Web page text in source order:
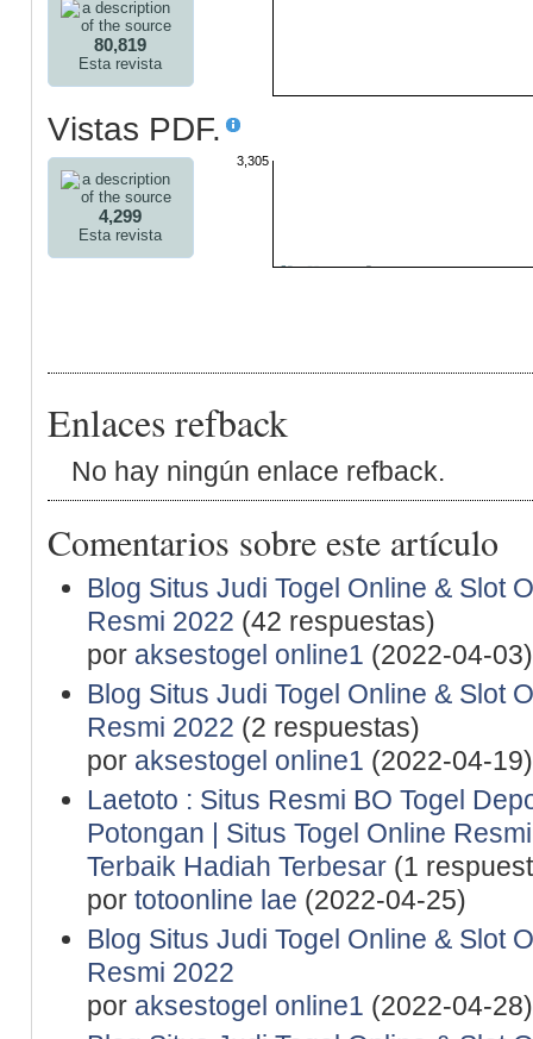
80,819
Esta revista
Vistas PDF.
4,299
Esta revista
3,305
Enlaces refback
No hay ningún enlace refback.
Comentarios sobre este artículo
Blog Situs Judi Togel Online & Slot
Resmi 2022 (42 respuestas)
por aksestogel online1 (2022-04-03)
Blog Situs Judi Togel Online & Slot
Resmi 2022 (2 respuestas)
por aksestogel online1 (2022-04-19)
Laetoto : Situs Resmi BO Togel
Potongan | Situs Togel Online
Terbaik Hadiah Terbesar(1
por totoonline lae (2022-04-25)
Blog Situs Judi Togel Online & Slot
Resmi 2022
por aksestogel online1 (2022-04-28)